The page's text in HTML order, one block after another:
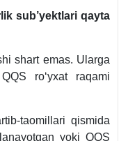
sub’yektlari qayta
shart emas. Ularga
roʻyхat raqami
taomillari qismida
yoki QQS